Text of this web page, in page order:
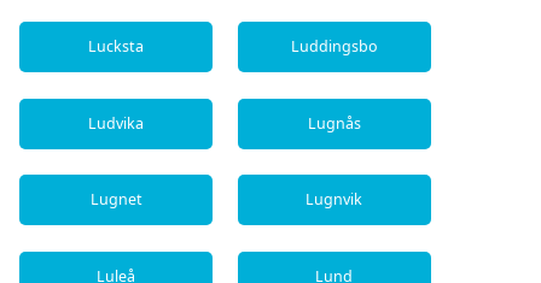
Lucksta Luddingsbo
Ludvika Lugnås
Lugnet Lugnvik
Luleå Lund